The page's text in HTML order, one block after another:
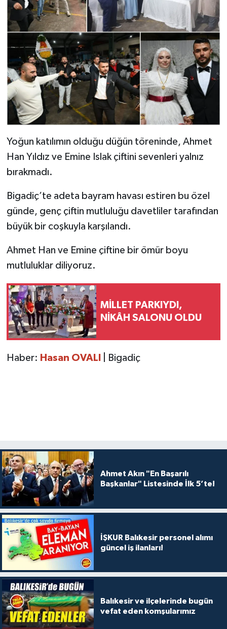
Yoğun katılımın olduğu düğün töreninde, Ahmet
Han Yıldız ve Emine Islak çiftini sevenleri yalnız
bırakmadı.
Bigadiç’te adeta bayram havası estiren bu özel
günde, genç çiftin mutluluğu davetliler tarafından
büyük bir coşkuyla karşılandı.
Ahmet Han ve Emine çiftine bir ömür boyu
mutluluklar diliyoruz.
MİLLET PARKIYDI,
NİKÂH SALONU OLDU
Haber: Hasan OVALI | Bigadiç
Ahmet Akın "En Başarılı
Başkanlar" Listesinde İlk 5’te!
İŞKUR Balıkesir personel alımı
güncel iş ilanları!
Balıkesir ve ilçelerinde bugün
vefat eden komşularımız